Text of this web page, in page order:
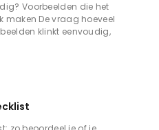
Voorbeelden die het
maken De vraag hoeveel
klinkt eenvoudig,